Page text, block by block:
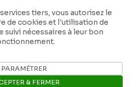
tiers, vous autorisez le
de cookies et l'utilisation de
suivi nécessaires à leur bon
PARAMÉTRER
& FERMER